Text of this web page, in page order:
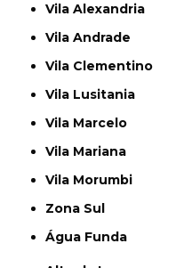
Vila Alexandria
Vila Andrade
Vila Clementino
Vila Lusitania
Vila Marcelo
Vila Mariana
Vila Morumbi
Zona Sul
Água Funda